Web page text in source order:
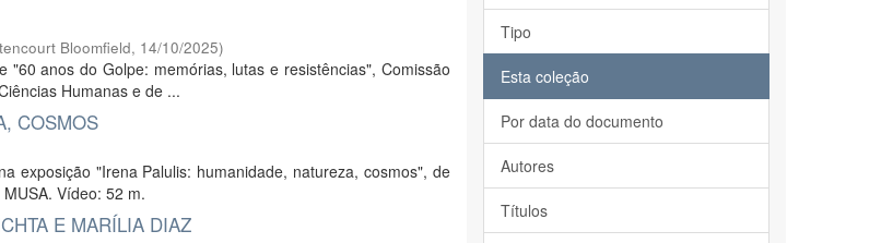
Bloomfield, 14/10/2025)
anos do Golpe: memórias, lutas e resistências", Comissão
Humanas e de ...
COSMOS
exposição "Irena Palulis: humanidade, natureza, cosmos", de
Vídeo: 52 m.
E MARÍLIA DIAZ
Tipo
Esta coleção
Por data do documento
Autores
Títulos